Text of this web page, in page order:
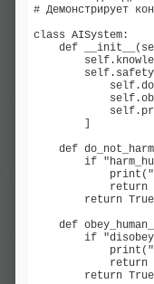
# Демонстрирует
class AISystem:
def
def
if
return
        return True
def
if
return
        return True